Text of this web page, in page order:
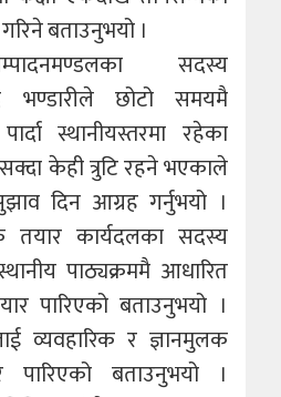
बताउनुभयो ।
सदस्य
भण्डारीले छोटो समयमै
स्थानीयस्तरमा रहेका
केही त्रुटि रहने भएकाले
दिन आग्रह गर्नुभयो ।
तयार कार्यदलका सदस्य
पाठ्यक्रममै आधारित
पारिएको बताउनुभयो ।
व्यवहारिक र ज्ञानमुलक
बताउनुभयो ।